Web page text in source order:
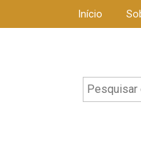
Início